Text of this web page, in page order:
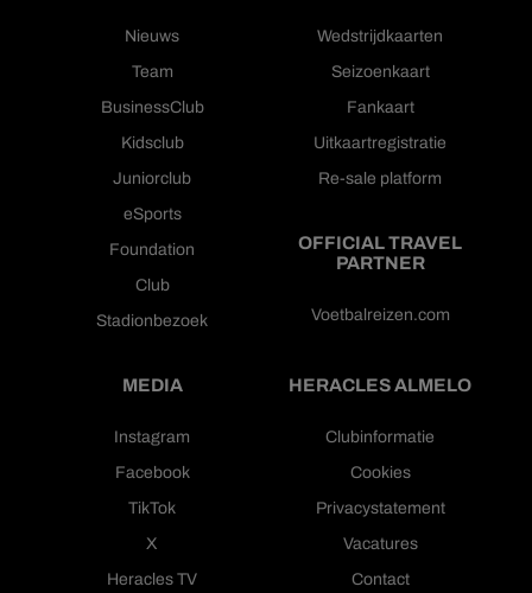
Nieuws
Team
BusinessClub
Kidsclub
Juniorclub
eSports
Foundation
Club
Stadionbezoek
Wedstrijdkaarten
Seizoenkaart
Fankaart
Uitkaartregistratie
Re-sale platform
OFFICIAL TRAVEL
PARTNER
Voetbalreizen.com
MEDIA
Instagram
Facebook
TikTok
X
Heracles TV
HERACLES ALMELO
Clubinformatie
Cookies
Privacystatement
Vacatures
Contact